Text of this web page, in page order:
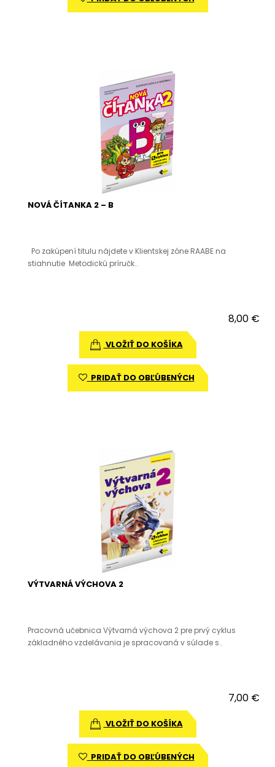
NOVÁ ČÍTANKA 2 – B
Po zakúpení titulu nájdete v Klientskej zóne RAABE na
stiahnutie Metodickú príručk..
8,00 €
VLOŽIŤ DO KOŠÍKA
PRIDAŤ DO OBĽÚBENÝCH
VÝTVARNÁ VÝCHOVA 2
Pracovná učebnica Výtvarná výchova 2 pre prvý cyklus
základného vzdelávania je spracovaná v súlade s..
7,00 €
VLOŽIŤ DO KOŠÍKA
PRIDAŤ DO OBĽÚBENÝCH